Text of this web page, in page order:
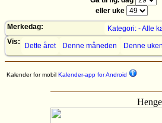
eller uke
Merkedag:
Kategori: - Alle
Vis:
Dette året Denne måneden Denne uken
Kalender for mobil Kalender-app for Android